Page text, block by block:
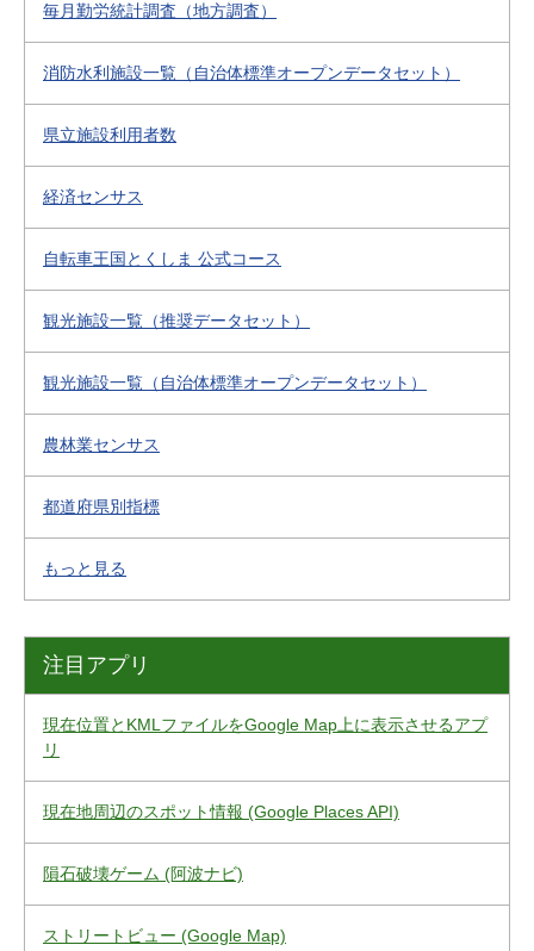
毎月勤労統計調査（地方調査）
消防水利施設一覧（自治体標準オープンデータセット）
県立施設利用者数
経済センサス
自転車王国とくしま 公式コース
観光施設一覧（推奨データセット）
観光施設一覧（自治体標準オープンデータセット）
農林業センサス
都道府県別指標
もっと見る
注目アプリ
現在位置とKMLファイルをGoogle Map上に表示させるアプ
リ
現在地周辺のスポット情報 (Google Places API)
隕石破壊ゲーム (阿波ナビ)
ストリートビュー (Google Map)